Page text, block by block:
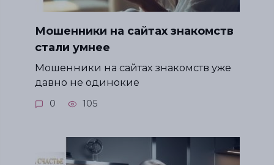
Мошенники на сайтах знакомств
стали умнее
Мошенники на сайтах знакомств уже
давно не одинокие
0 105